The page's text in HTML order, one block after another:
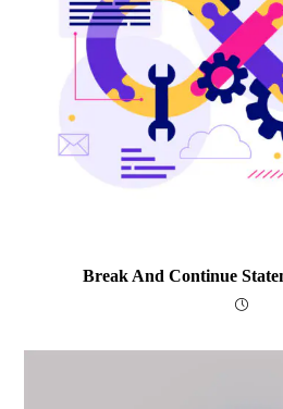
Break And Continue